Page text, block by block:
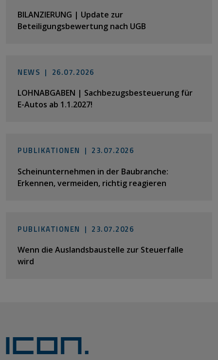
BILANZIERUNG | Update zur
Beteiligungsbewertung nach UGB
NEWS | 26.07.2026
LOHNABGABEN | Sachbezugsbesteuerung für
E-Autos ab 1.1.2027!
PUBLIKATIONEN | 23.07.2026
Scheinunternehmen in der Baubranche:
Erkennen, vermeiden, richtig reagieren
PUBLIKATIONEN | 23.07.2026
Wenn die Auslandsbaustelle zur Steuerfalle
wird